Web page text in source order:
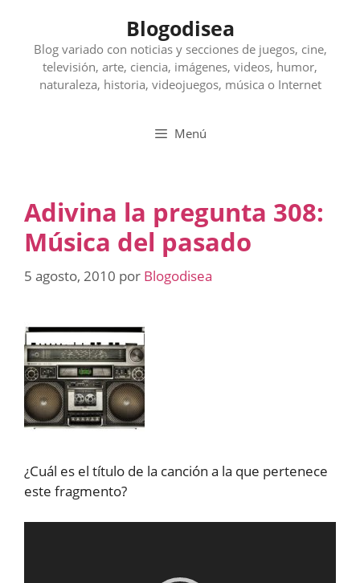
contenido
Blogodisea
Blog variado con noticias y secciones de juegos, cine,
televisión, arte, ciencia, imágenes, videos, humor,
naturaleza, historia, videojuegos, música o Internet
Menú
Adivina la pregunta 308:
Música del pasado
5 agosto, 2010 por Blogodisea
¿Cuál es el título de la canción a la que pertenece
este fragmento?